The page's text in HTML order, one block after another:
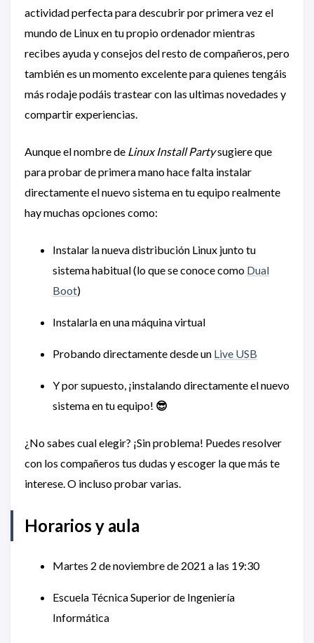
actividad perfecta para descubrir por primera vez el
mundo de Linux en tu propio ordenador mientras
recibes ayuda y consejos del resto de compañeros, pero
también es un momento excelente para quienes tengáis
más rodaje podáis trastear con las ultimas novedades y
compartir experiencias.
Aunque el nombre de Linux Install Partysugiere que
para probar de primera mano hace falta instalar
directamente el nuevo sistema en tu equipo realmente
hay muchas opciones como:
Instalar la nueva distribución Linux junto tu
sistema habitual (lo que se conoce como Dual
Boot)
Instalarla en una máquina virtual
Probando directamente desde un Live USB
Y por supuesto, ¡instalando directamente el nuevo
sistema en tu equipo! 😎
¿No sabes cual elegir? ¡Sin problema! Puedes resolver
con los compañeros tus dudas y escoger la que más te
interese. O incluso probar varias.
Horarios y aula
Martes 2 de noviembre de 2021 a las 19:30
Escuela Técnica Superior de Ingeniería
Informática